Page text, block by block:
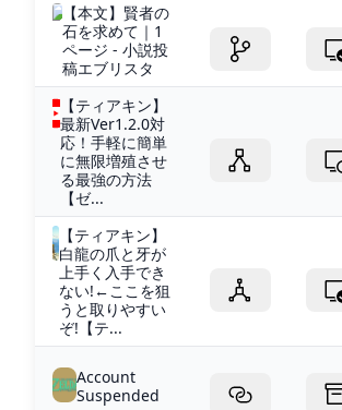
【本文】賢者の
石を求めて｜1
ページ - 小説投
稿エブリスタ
【ティアキン】
最新Ver1.2.0対
応！手軽に簡単
に無限増殖させ
る最強の方法
【ゼ...
【ティアキン】
白龍の爪と牙が
上手く入手でき
ない!←ここを狙
うと取りやすい
ぞ!【テ...
Account
Suspended